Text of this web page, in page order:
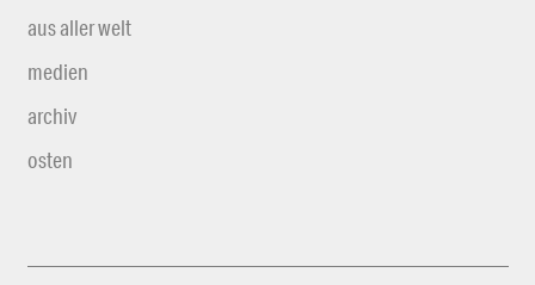
aus aller welt
medien
archiv
osten